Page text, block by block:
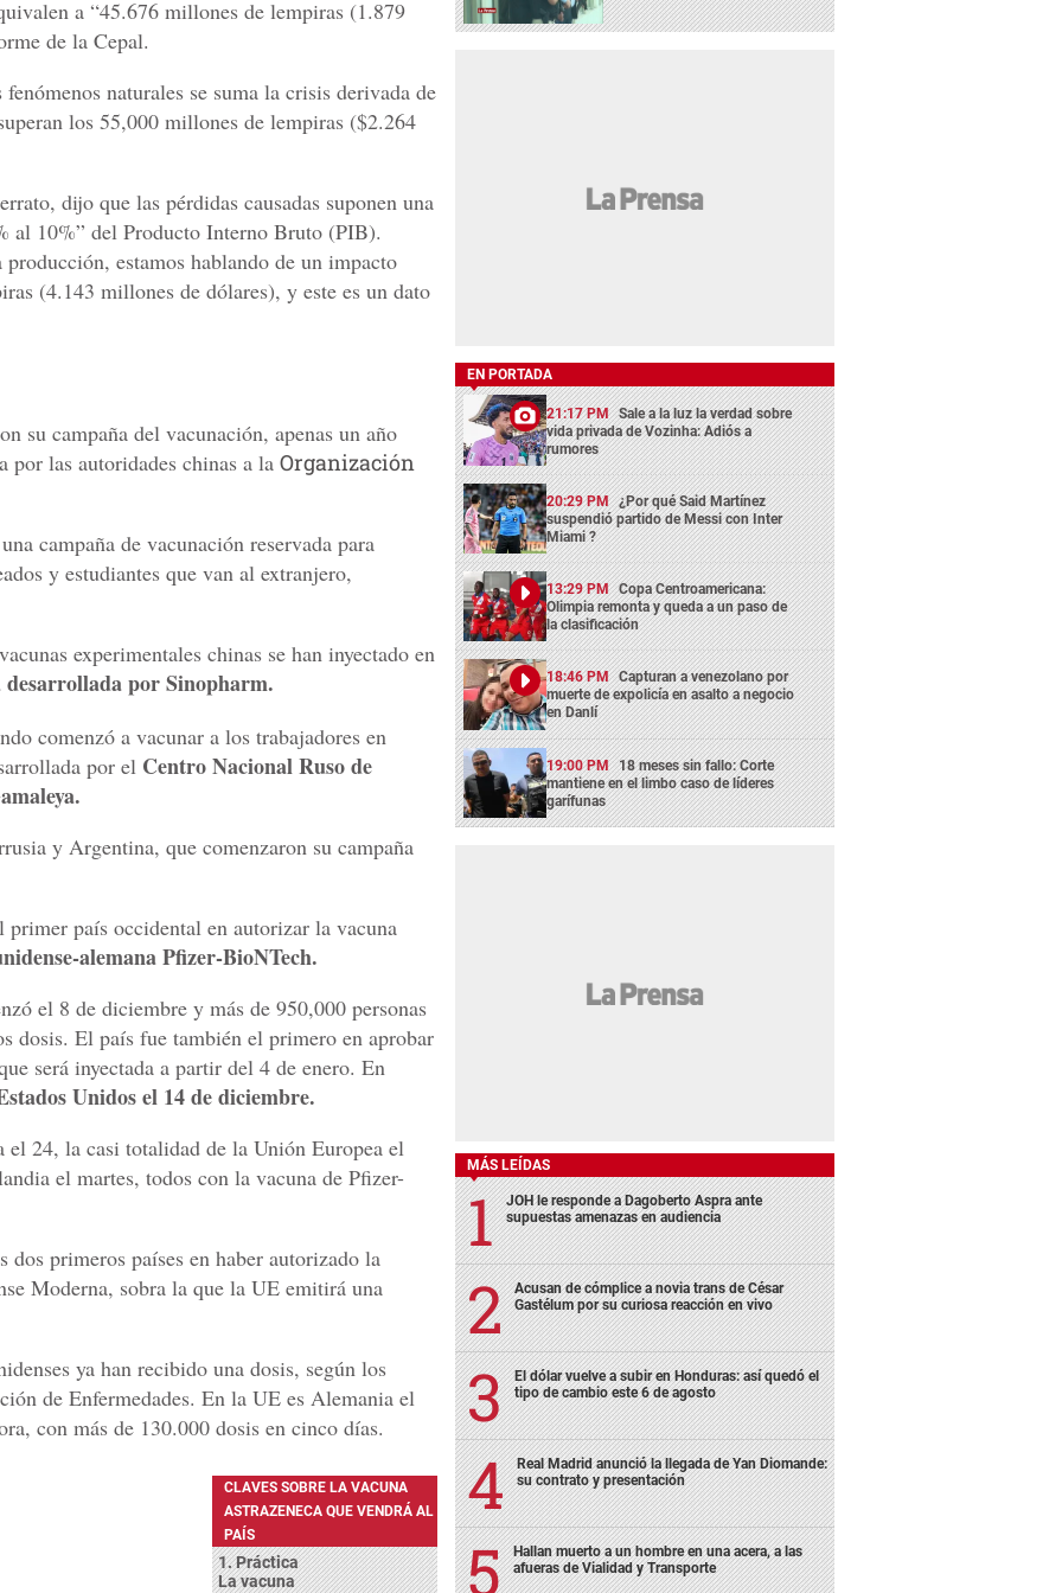
a “45.676 millones de lempiras (1.879
de la Cepal.
naturales se suma la crisis derivada de
los 55,000 millones de lempiras ($2.264
dijo que las pérdidas causadas suponen una
al 10%” del Producto Interno Bruto (PIB).
estamos hablando de un impacto
(4.143 millones de dólares), y este es un dato
su campaña del vacunación, apenas un año
por las autoridades chinas a la Organización
campaña de vacunación reservada para
y estudiantes que van al extranjero,
experimentales chinas se han inyectado en
desarrollada por Sinopharm.
comenzó a vacunar a los trabajadores en
por el Centro Nacional Ruso de
y Argentina, que comenzaron su campaña
país occidental en autorizar la vacuna
alemana Pfizer-BioNTech.
el 8 de diciembre y más de 950,000 personas
dosis. El país fue también el primero en aprobar
será inyectada a partir del 4 de enero. En
Unidos el 14 de diciembre.
el 24, la casi totalidad de la Unión Europea el
el martes, todos con la vacuna de Pfizer-
dos primeros países en haber autorizado la
Moderna, sobra la que la UE emitirá una
ya han recibido una dosis, según los
de Enfermedades. En la UE es Alemania el
con más de 130.000 dosis en cinco días.
CLAVES SOBRE LA VACUNA
ASTRAZENECA QUE VENDRÁ AL
PAÍS
1. Práctica
La vacuna
EN PORTADA
21:17 PM Sale a la luz la verdad sobre
vida privada de Vozinha: Adiós a
rumores
20:29 PM ¿Por qué Said Martínez
suspendió partido de Messi con Inter
Miami ?
13:29 PM Copa Centroamericana:
Olimpia remonta y queda a un paso de
la clasificación
18:46 PM Capturan a venezolano por
muerte de expolicía en asalto a negocio
en Danlí
19:00 PM 18 meses sin fallo: Corte
mantiene en el limbo caso de líderes
garífunas
MÁS LEÍDAS
JOH le responde a Dagoberto Aspra ante
supuestas amenazas en audiencia
Acusan de cómplice a novia trans de César
Gastélum por su curiosa reacción en vivo
El dólar vuelve a subir en Honduras: así quedó el
tipo de cambio este 6 de agosto
Real Madrid anunció la llegada de Yan Diomande:
su contrato y presentación
Hallan muerto a un hombre en una acera, a las
afueras de Vialidad y Transporte